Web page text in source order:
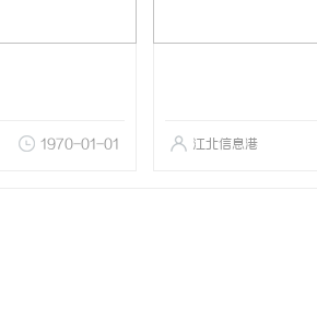
1970-01-01 江北信息港